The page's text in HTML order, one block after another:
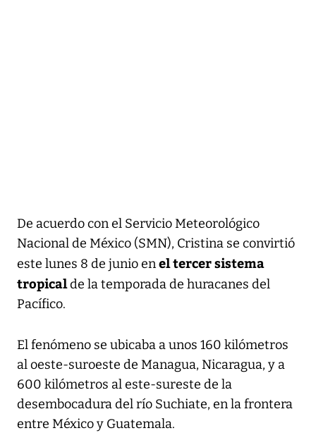
De acuerdo con el Servicio Meteorológico
Nacional de México (SMN), Cristina se convirtió
este lunes 8 de junio enel tercer sistema
tropicalde la temporada de huracanes del
Pacífico.
El fenómeno se ubicaba a unos 160 kilómetros
al oeste-suroeste de Managua, Nicaragua, y a
600 kilómetros al este-sureste de la
desembocadura del río Suchiate, en la frontera
entre México y Guatemala.